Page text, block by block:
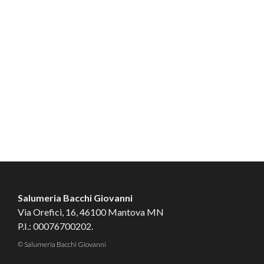
Salumeria Bacchi Giovanni
Via Orefici, 16, 46100 Mantova MN
P.I.: 00076700202.
© Salumeria Bacchi Giovanni